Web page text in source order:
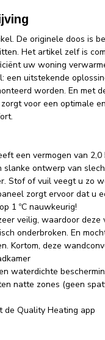
De originele doos is
Het artikel zelf is
uw woning
een uitstekende
worden. En met
voor een optimale
een vermogen van
slanke ontwerp van
Stof of vuil veegt u zo
zorgt ervoor dat u
1 ºC nauwkeurig!
veilig, waardoor
onderbroken. En
Kortom, deze
waterdichte
natte zones (geen
de Quality Heating app